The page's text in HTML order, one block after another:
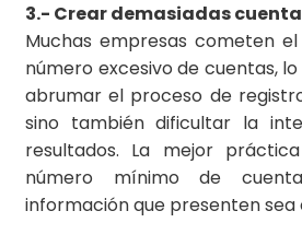
3.- Crear demasiadas
Muchas empresas cometen
número excesivo de cuentas,
abrumar el proceso de
sino también dificultar la
resultados. La mejor
número mínimo de
información que presenten sea